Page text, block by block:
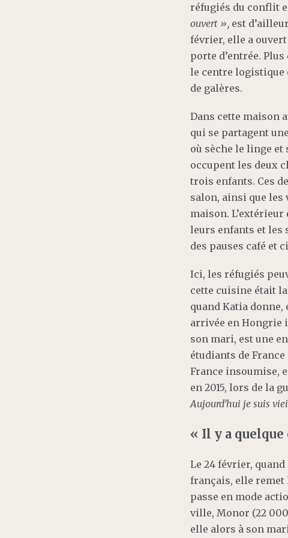
réfugiés du conflit
ouvert », est
février, elle a
porte d’entrée.
le centre logistique
de galères.
Dans cette maison
qui se partagent
où sèche le linge
occupent les deux
trois enfants. Ces
salon, ainsi que les
maison.
leurs enfants et
des pauses café et
Ici, les réfugiés
cette cuisine était
quand Katia
arrivée en Hongrie
son mari, est une
étudiants de
France insoumise,
en 2015, lors de la
Aujourd’hui je suis
« Il y a quelque
Le 24 février,
français, elle remet
passe en mode
ville, Monor (22
elle alors à son